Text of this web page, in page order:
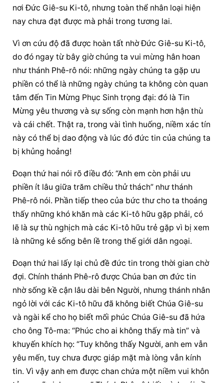
nơi Đức Giê-su Ki-tô, nhưng toàn thể nhân loại hiện
nay chưa đạt được mà phải trong tương lai.
Vì ơn cứu độ đã được hoàn tất nhờ Đức Giê-su Ki-tô,
do đó ngay từ bây giờ chúng ta vui mừng hân hoan
như thánh Phê-rô nói: những ngày chúng ta gặp ưu
phiền có thể là những ngày chúng ta không còn quan
tâm đến Tin Mừng Phục Sinh trọng đại: đó là Tin
Mừng yêu thương và sự sống còn mạnh hơn hận thù
và cái chết. Thật ra, trong vài tình huống, niềm xác tín
này có thể bị dao động và lúc đó đức tin của chúng ta
bị khủng hoảng!
Đoạn thứ hai nói rõ điều đó: “Anh em còn phải ưu
phiền ít lâu giữa trăm chiều thử thách” như thánh
Phê-rô nói. Phần tiếp theo của bức thư cho ta thoáng
thấy những khó khăn mà các Ki-tô hữu gặp phải, có
lẽ là sự thù nghịch mà các Ki-tô hữu trẻ gặp vì bị xem
là những kẻ sống bên lề trong thế giới dân ngoại.
Đoạn thứ hai lấy lại chủ đề đức tin trong thời gian chờ
đợi. Chính thánh Phê-rô được Chúa ban ơn đức tin
nhờ sống kề cận lâu dài bên Người, nhưng thánh nhân
ngỏ lời với các Ki-tô hữu đã không biết Chúa Giê-su
và ngài kể cho họ biết mối phúc Chúa Giê-su đã hứa
cho ông Tô-ma: “Phúc cho ai không thấy mà tin” và
khuyến khích họ: “Tuy không thấy Người, anh em vẫn
yêu mến, tuy chưa được giáp mặt mà lòng vẫn kính
tin. Vì vậy anh em được chan chứa một niềm vui khôn